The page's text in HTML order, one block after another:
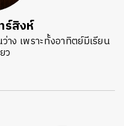
สิงห์
ง เพราะทั้งอาทิตย์มีเรียน
ว